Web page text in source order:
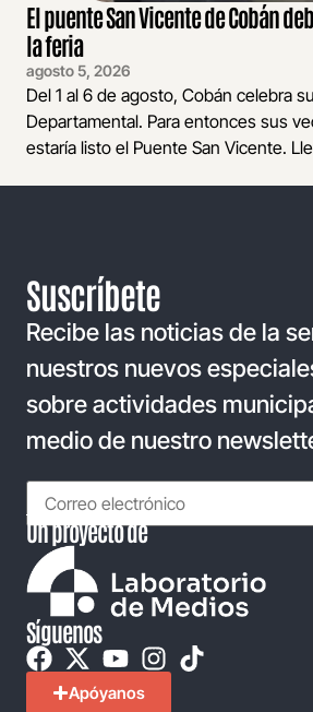
El puente San Vicente de Cobán
la feria
agosto 5, 2026
Del 1 al 6 de agosto, Cobán celebra
Departamental. Para entonces sus
estaría listo el Puente San Vicente.
Suscríbete
Recibe las noticias de la
nuestros nuevos
sobre actividades
medio de nuestro
Un proyecto de
Síguenos
Apóyanos